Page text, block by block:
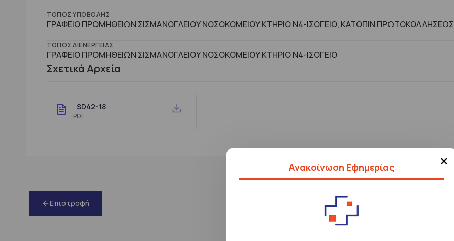
×
Ανακοίνωση Εφημερίας
ΤΌΠΟΣ ΥΠΟΒΟΛΉΣ
ΓΡΑΦΕΙΟ ΠΡΟΜΗΘΕΙΩΝ ΣΙΣΜΑΝΟΓΛΕΙΟΥ ΝΟΣΟΚΟΜΕΙΟΥ ΚΤΗΡΙΟ Ν4-ΙΣΟΓΕΙΟ, ΚΑΤΟΠΙΝ ΠΡΩΤΟΚΟΛΛΗΣΕΩΣ
ΤΌΠΟΣ ΔΙΕΝΈΡΓΕΙΑΣ
ΓΡΑΦΕΙΟ ΠΡΟΜΗΘΕΙΩΝ ΣΙΣΜΑΝΟΓΛΕΙΟΥ ΝΟΣΟΚΟΜΕΙΟΥ ΚΤHΡΙΟ Ν4-ΙΣΟΓΕΙΟ
Σχετικά Αρχεία
SD42-18
.PDF
Επιστροφή